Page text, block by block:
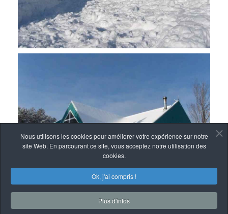
Nous utilisons les cookies pour améliorer votre expérience sur notre
site Web. En parcourant ce site, vous acceptez notre utilisation des
cookies.
Ok, j'ai compris !
Plus d'infos